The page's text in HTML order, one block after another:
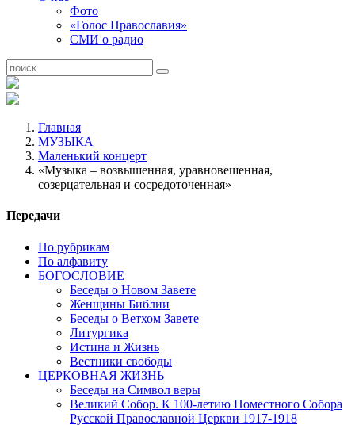
Фото
«Голос Православия»
СМИ о радио
Главная
МУЗЫКА
Маленький концерт
«Музыка – возвышенная, уравновешенная,
созерцательная и сосредоточенная»
Передачи
По рубрикам
По алфавиту
БОГОСЛОВИЕ
Беседы о Новом Завете
Женщины Библии
Беседы о Ветхом Завете
Литургика
Истина и Жизнь
Вестники свободы
ЦЕРКОВНАЯ ЖИЗНЬ
Беседы на Символ веры
Великий Собор. К 100-летию Поместного Собора
Русской Православной Церкви 1917-1918